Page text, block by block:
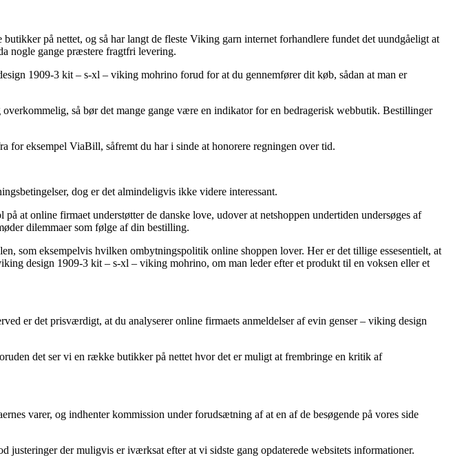
på nettet, og så har langt de fleste Viking garn internet forhandlere fundet det uundgåeligt at
nogle gange præstere fragtfri levering.
1909-3 kit – s-xl – viking mohrino forud for at du gennemfører dit køb, sådan at man er
så bør det mange gange være en indikator for en bedragerisk webbutik. Bestillinger
eksempel ViaBill, såfremt du har i sinde at honorere regningen over tid.
dog er det almindeligvis ikke videre interessant.
at online firmaet understøtter de danske love, udover at netshoppen undertiden undersøges af
dilemmaer som følge af din bestilling.
som eksempelvis hvilken ombytningspolitik online shoppen lover. Her er det tillige essesentielt, at
design 1909-3 kit – s-xl – viking mohrino, om man leder efter et produkt til en voksen eller et
er det prisværdigt, at du analyserer online firmaets anmeldelser af evin genser – viking design
det ser vi en række butikker på nettet hvor det er muligt at frembringe en kritik af
varer, og indhenter kommission under forudsætning af at en af de besøgende på vores side
der muligvis er iværksat efter at vi sidste gang opdaterede websitets informationer.